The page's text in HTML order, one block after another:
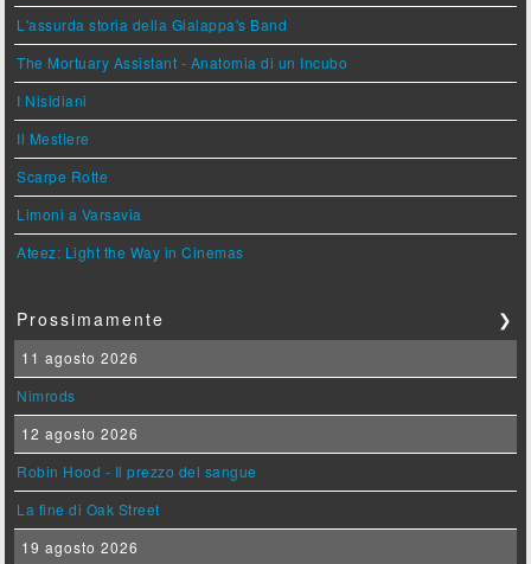
L'assurda storia della Gialappa's Band
The Mortuary Assistant - Anatomia di un Incubo
I Nisidiani
Il Mestiere
Scarpe Rotte
Limoni a Varsavia
Ateez: Light the Way in Cinemas
Prossimamente ❯
11 agosto 2026
Nimrods
12 agosto 2026
Robin Hood - Il prezzo del sangue
La fine di Oak Street
19 agosto 2026